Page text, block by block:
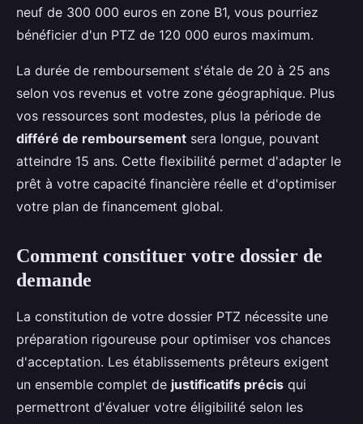
neuf de 300 000 euros en zone B1, vous pourriez
bénéficier d'un PTZ de 120 000 euros maximum.
La durée de remboursement s'étale de 20 à 25 ans
selon vos revenus et votre zone géographique. Plus
vos ressources sont modestes, plus la période de
différé de remboursement sera longue, pouvant
atteindre 15 ans. Cette flexibilité permet d'adapter le
prêt à votre capacité financière réelle et d'optimiser
votre plan de financement global.
Comment constituer votre dossier de
demande
La constitution de votre dossier PTZ nécessite une
préparation rigoureuse pour optimiser vos chances
d'acceptation. Les établissements prêteurs exigent
un ensemble complet de justificatifs précis qui
permettront d'évaluer votre éligibilité selon les